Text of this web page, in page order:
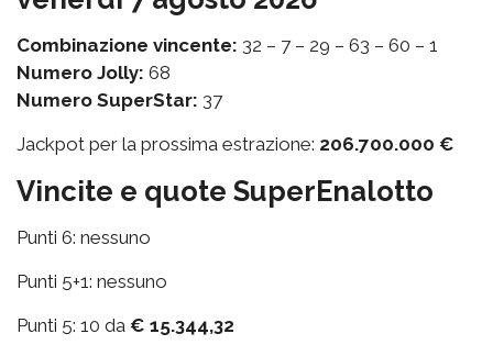
Combinazione vincente: 32 – 7 – 29 – 63 – 60 – 1
Numero Jolly: 68
Numero SuperStar: 37
Jackpot per la prossima estrazione: 206.700.000 €
Vincite e quote SuperEnalotto
Punti 6: nessuno
Punti 5+1: nessuno
Punti 5: 10 da € 15.344,32